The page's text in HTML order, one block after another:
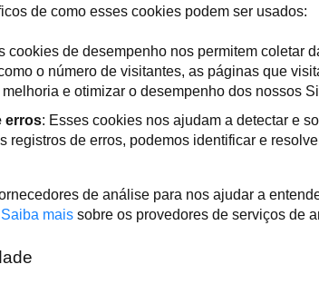
de como esses cookies podem ser usados:
cookies de desempenho nos permitem coletar
o número de visitantes, as páginas que
e otimizar o desempenho dos nossos
erros: Esses cookies nos ajudam a detectar e
registros de erros, podemos identificar e
de análise para nos ajudar a
Saiba mais sobre os provedores de serviços de